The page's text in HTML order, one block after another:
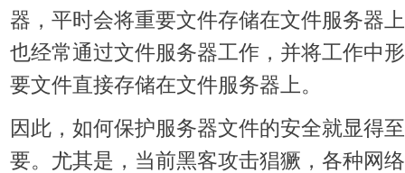
器，平时会将重要文件存储在文件服务器
也经常通过文件服务器工作，并将工作中
要文件直接存储在文件服务器上。
因此，如何保护服务器文件的安全就显得
要。尤其是，当前黑客攻击猖獗，各种网